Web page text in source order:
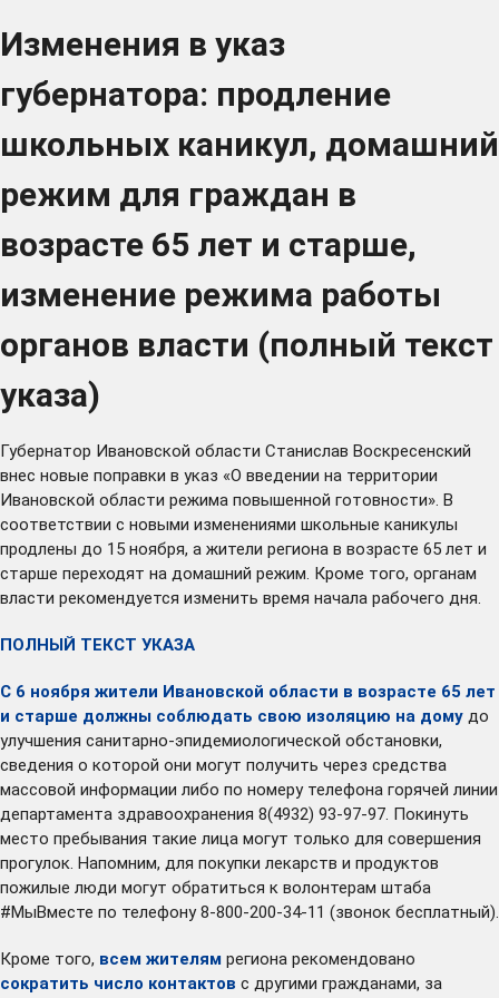
Изменения в указ
губернатора: продление
школьных каникул, домашний
режим для граждан в
возрасте 65 лет и старше,
изменение режима работы
органов власти (полный текст
указа)
Губернатор Ивановской области Станислав Воскресенский
внес новые поправки в указ «О введении на территории
Ивановской области режима повышенной готовности». В
соответствии с новыми изменениями школьные каникулы
продлены до 15 ноября, а жители региона в возрасте 65 лет и
старше переходят на домашний режим. Кроме того, органам
власти рекомендуется изменить время начала рабочего дня.
ПОЛНЫЙ ТЕКСТ УКАЗА
С 6 ноября жители Ивановской области в возрасте 65 лет
и старше должны соблюдать свою изоляцию на дому до
улучшения санитарно-эпидемиологической обстановки,
сведения о которой они могут получить через средства
массовой информации либо по номеру телефона горячей линии
департамента здравоохранения 8(4932) 93-97-97. Покинуть
место пребывания такие лица могут только для совершения
прогулок. Напомним, для покупки лекарств и продуктов
пожилые люди могут обратиться к волонтерам штаба
#МыВместе по телефону 8-800-200-34-11 (звонок бесплатный).
Кроме того, всем жителям региона рекомендовано
сократить число контактов с другими гражданами, за